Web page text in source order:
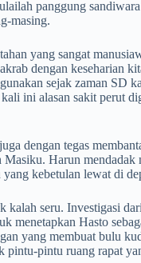
panggung
masing.
yang sangat
dengan keseharian
sejak zaman SD
ini alasan sakit perut
dengan tegas
Harun
kebetulan lewat di
seru. Investigasi
menetapkan Hasto
yang membuat bulu
pintu ruang rapat